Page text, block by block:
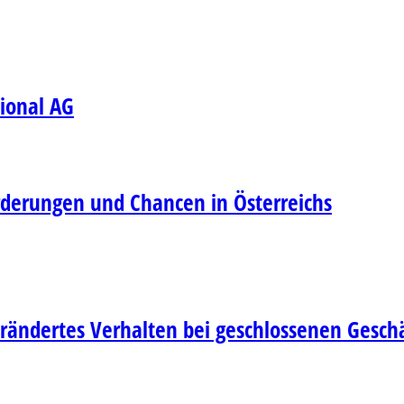
AG
und Chancen in Österreichs
Verhalten bei geschlossenen